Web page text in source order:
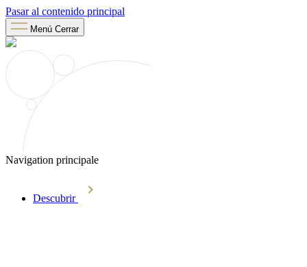
Pasar al contenido principal
Menú Cerrar
Navigation principale
Descubrir